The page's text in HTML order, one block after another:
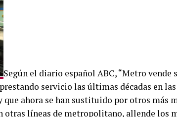
Según el diario español ABC, “Metro vende
servicio las últimas décadas en
ahora se han sustituido por otros más
otras líneas de metropolitano, allende los